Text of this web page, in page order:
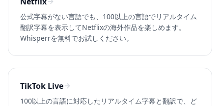
公式字幕がない言語でも、100以上の言語でリアルタイム
翻訳字幕を表示してNetflixの海外作品を楽しめます。
Whisperrを無料でお試しください。
TikTok Live
100以上の言語に対応したリアルタイム字幕と翻訳で、ど